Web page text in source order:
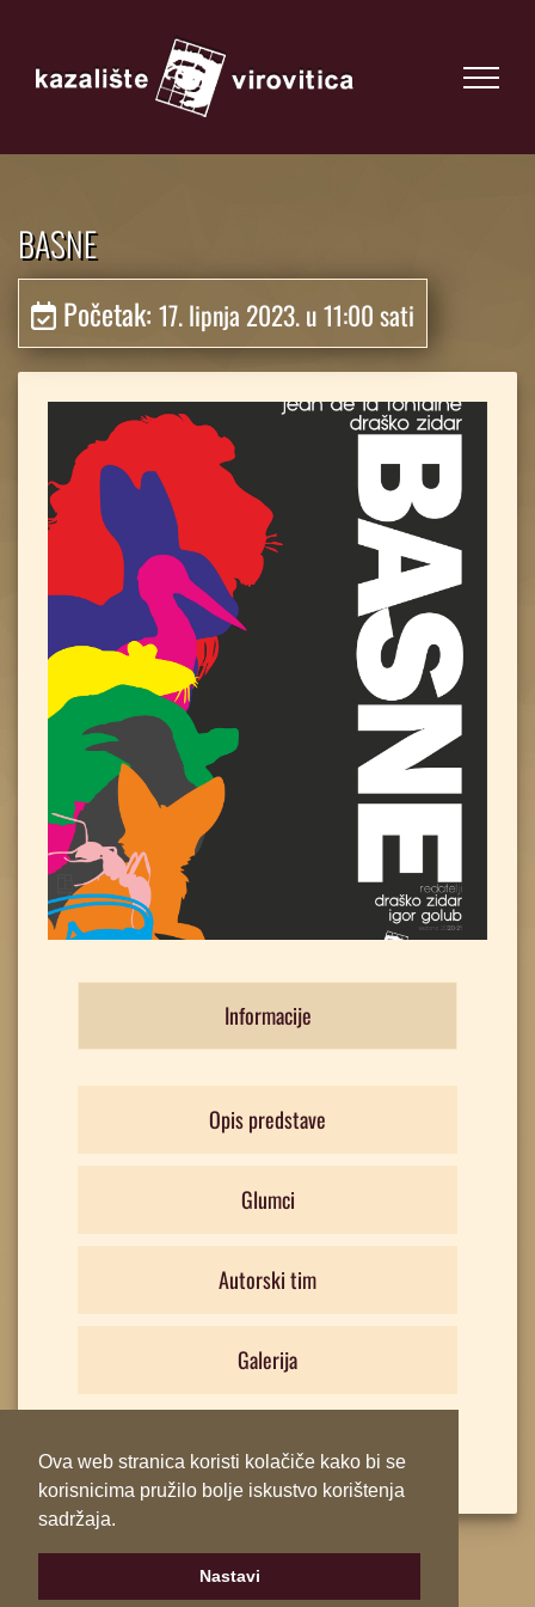
Ova web stranica koristi kolačiče kako bi se
korisnicima pružilo bolje iskustvo korištenja
sadržaja.
Nastavi
BASNE
Početak: 17. lipnja 2023. u 11:00 sati
Informacije
Opis predstave
Glumci
Autorski tim
Galerija